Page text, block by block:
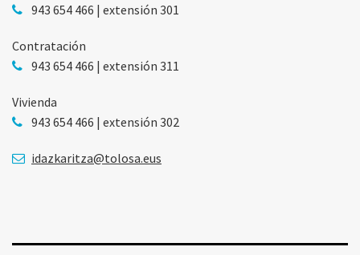
943 654 466 | extensión 301
Contratación
943 654 466 | extensión 311
Vivienda
943 654 466 | extensión 302
idazkaritza@tolosa.eus